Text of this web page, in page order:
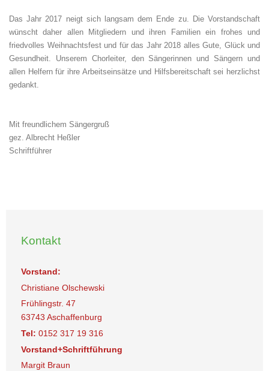
Das Jahr 2017 neigt sich langsam dem Ende zu. Die Vorstandschaft
wünscht daher allen Mitgliedern und ihren Familien ein frohes und
friedvolles Weihnachtsfest und für das Jahr 2018 alles Gute, Glück und
Gesundheit. Unserem Chorleiter, den Sängerinnen und Sängern und
allen Helfern für ihre Arbeitseinsätze und Hilfsbereitschaft sei herzlichst
gedankt.
Mit freundlichem Sängergruß
gez. Albrecht Heßler
Schriftführer
Kontakt
Vorstand:
Christiane Olschewski
Frühlingstr. 47
63743 Aschaffenburg
Tel: 0152 317 19 316
Vorstand+Schriftführung
Margit Braun